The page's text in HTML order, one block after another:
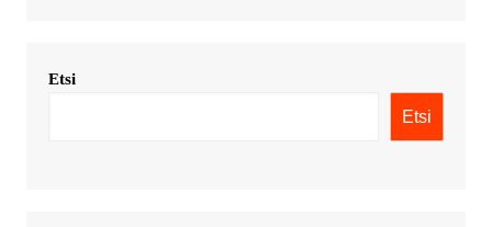
KimonicRisse :
Etsi
Etsi